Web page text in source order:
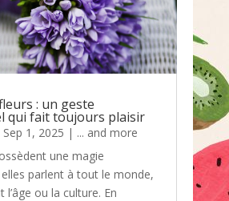
: un geste
qui fait toujours plaisir
Sep 1, 2025 | ... and more
une magie
parlent à tout le monde,
l’âge ou la culture. En